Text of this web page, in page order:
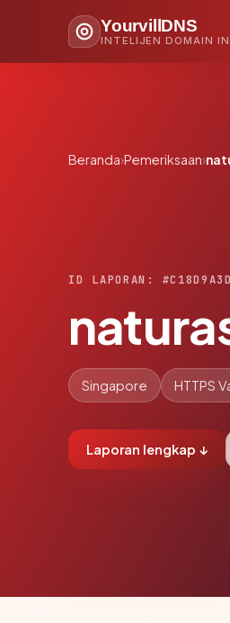
YourvillDNS
INTELIJEN DOMAIN
Beranda›Pemeriksaan›
ID LAPORAN: #C18D9A3D
Singapore HTTPS
Laporan lengkap ↓